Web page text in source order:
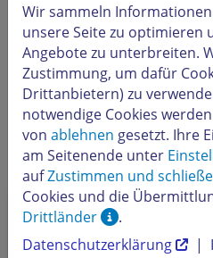
Hinweis: Wenn die Daten
sowie des Domaininhabers
Sie sie mit einen Klick auf
Wir sammeln
unsere Seite zu optimieren
Angebote zu unterbreiten.
Zustimmung, um dafür
Drittanbietern) zu
notwendige Cookies
von ablehnen gesetzt. Ihre
am Seitenende unter
aufZustimmen und
Cookies und die
Drittländer
.
Datenschutzerklärung
|